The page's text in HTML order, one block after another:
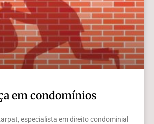
em condomínios
especialista em direito condominial